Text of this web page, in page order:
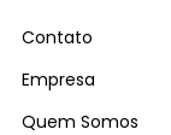
Contato
Empresa
Quem Somos